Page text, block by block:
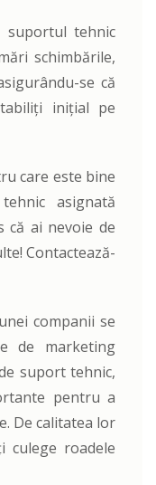
suportul tehnic
schimbările,
se că
inițial pe
care este bine
asignată
că ai nevoie de
Contactează-
companii se
de marketing
suport tehnic,
pentru a
De calitatea lor
culege roadele